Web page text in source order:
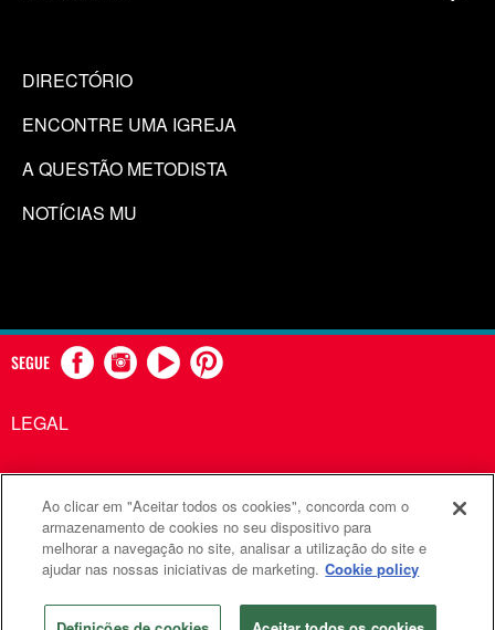
DIRECTÓRIO
ENCONTRE UMA IGREJA
A QUESTÃO METODISTA
NOTÍCIAS MU
SEGUE
LEGAL
Comunicações Metodistas Unidas é uma agência da Igreja
Metodista Unida
©2026 Comunicações Metodistas Unidas. Todos os direitos
reservados
Ao clicar em "Aceitar todos os cookies", concorda com o
armazenamento de cookies no seu dispositivo para
melhorar a navegação no site, analisar a utilização do site e
ajudar nas nossas iniciativas de marketing. Cookie policy